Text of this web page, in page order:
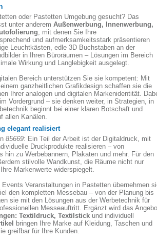
oder Pastetten Umgebung gesucht? Das
unter anderem Außenwerbung, Innenwerbung,
, mit denen Sie Ihre
und aufmerksamkeitsstark präsentieren
Leuchtkästen, edle 3D Buchstaben an der
in Ihren Büroräumen – Lösungen im Bereich
Wirkung und Langlebigkeit ausgelegt.
Bereich unterstützen Sie sie kompetent: Mit
ganzheitlichen Grafikdesign schaffen sie die
Ihrer analogen und digitalen Markenidentität.
Vordergrund – sie denken weiter, in Strategien, in
beginnt bei einer klaren Botschaft und
allen Kanälen.
elegant realisiert
85669: Ein Teil der Arbeit ist der Digitaldruck, mit
Druckprodukte realisieren – von
hin zu Werbebannern, Plakaten und mehr. Für den
stilvolle Wandkunst, die Räume nicht nur
Markenwerte widerspiegelt.
Events Veranstaltungen in Pastetten übernehmen
den kompletten Messebau – von der Planung bis
sie mit den Lösungen aus der Werbetechnik für
Messeauftritt. Ergänzt wird das
Textildruck, Textilstick und individuell
bringen Ihre Marke auf Kleidung, Taschen und
greifbar für Ihre Kunden.